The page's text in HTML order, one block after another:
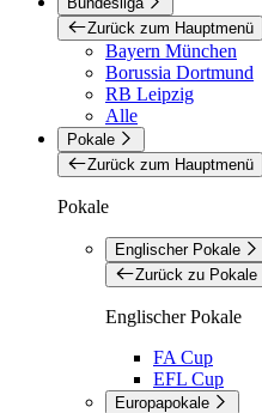
Zurück zum Hauptmenü
Bayern München
Borussia Dortmund
RB Leipzig
Alle
Pokale
Zurück zum Hauptmenü
Pokale
Englischer Pokale
Zurück zu Pokale
Englischer Pokale
FA Cup
EFL Cup
Europapokale